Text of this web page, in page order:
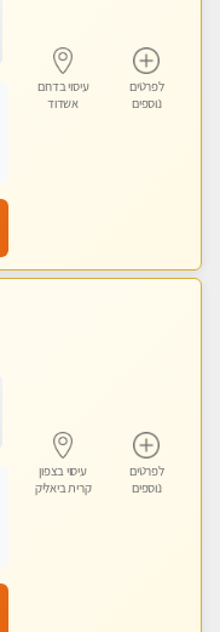
לפרטים
נוספים
עיסוי בדרום
אשדוד
לפרטים
נוספים
עיסוי בצפון
קרית ביאליק